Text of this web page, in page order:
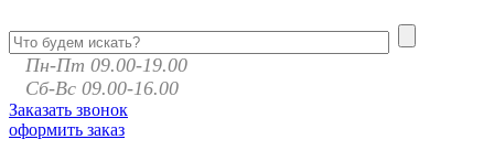
Пн-Пт 09.00-19.00
Сб-Вс 09.00-16.00
Заказать звонок
оформить заказ